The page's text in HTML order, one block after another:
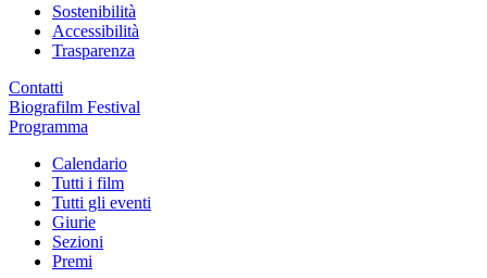
Sostenibilità
Accessibilità
Trasparenza
Contatti
Biografilm Festival
Programma
Calendario
Tutti i film
Tutti gli eventi
Giurie
Sezioni
Premi